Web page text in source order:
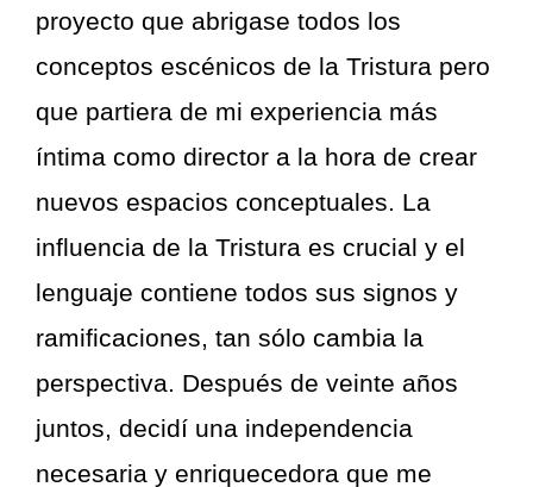
proyecto que abrigase todos los
conceptos escénicos de la Tristura pero
que partiera de mi experiencia más
íntima como director a la hora de crear
nuevos espacios conceptuales. La
influencia de la Tristura es crucial y el
lenguaje contiene todos sus signos y
ramificaciones, tan sólo cambia la
perspectiva. Después de veinte años
juntos, decidí una independencia
necesaria y enriquecedora que me